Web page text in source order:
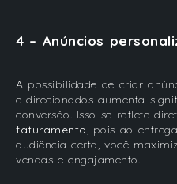
4 – Anúncios
A possibilidade de criar
e direcionados aumenta
conversão. Isso se reflete
faturamento, pois ao
audiência certa, você
vendas e engajamento.